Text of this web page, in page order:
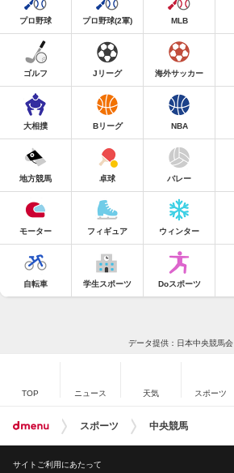
プロ野球 プロ野球(2軍) MLB
ゴルフ Jリーグ 海外サッカー
大相撲 Bリーグ NBA
地方競馬 卓球 バレー
モーター フィギュア ウィンター
自転車 学生スポーツ Doスポーツ
データ提供：日本中央競馬会
TOP ニュース 天気 スポーツ
スポーツ 中央競馬
サイトご利用にあたって